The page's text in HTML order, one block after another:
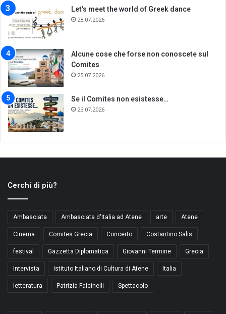
Let’s meet the world of Greek dance
28.07.2026
Alcune cose che forse non conoscete sul
Comites
25.07.2026
Se il Comites non esistesse…
23.07.2026
Cerchi di più?
Ambasciata Ambasciata d'Italia ad Atene arte Atene
Cinema Comites Grecia Concerto Costantino Salis
festival Gazzetta Diplomatica Giovanni Termine Grecia
Intervista Istituto Italiano di Cultura di Atene Italia
letteratura Patrizia Falcinelli Spettacolo